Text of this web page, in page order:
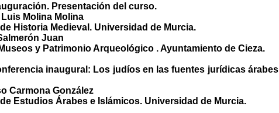
Presentación del curso.
Luis Molina Molina
Historia Medieval. Universidad de Murcia.
Juan
y Patrimonio Arqueológico . Ayuntamiento de Cieza.
inaugural: Los judíos en las fuentes jurídicas árabes
Carmona González
Estudios Árabes e Islámicos. Universidad de Murcia.